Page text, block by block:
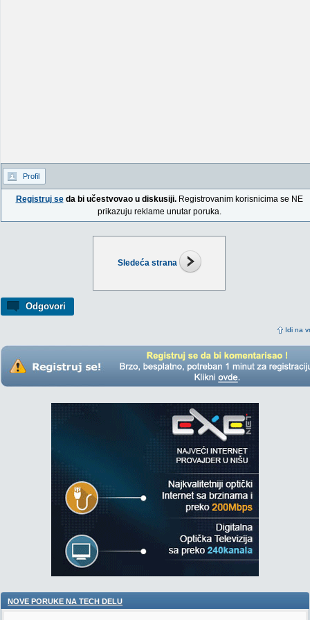
Sledeća strana
Odgovori
Idi na
Profil
Registruj seda bi učestvovao u diskusiji.Registrovanim korisnicima se NE
prikazuju reklame unutar poruka.
NOVE PORUKE NA TECH DELU